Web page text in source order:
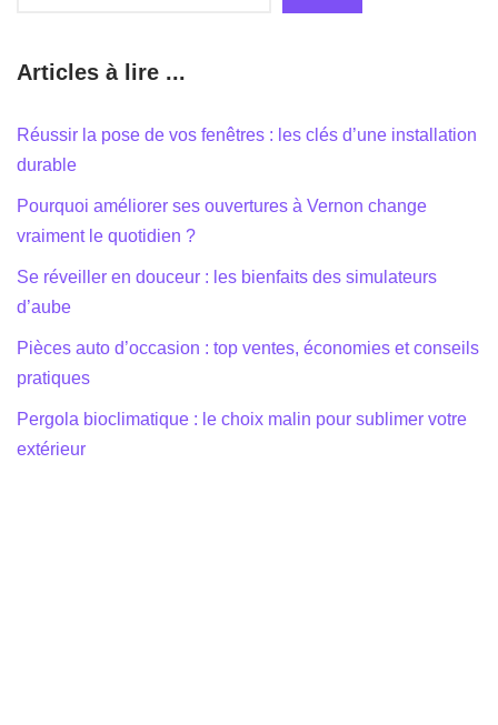
Articles à lire ...
Réussir la pose de vos fenêtres : les clés d’une installation
durable
Pourquoi améliorer ses ouvertures à Vernon change
vraiment le quotidien ?
Se réveiller en douceur : les bienfaits des simulateurs
d’aube
Pièces auto d’occasion : top ventes, économies et conseils
pratiques
Pergola bioclimatique : le choix malin pour sublimer votre
extérieur